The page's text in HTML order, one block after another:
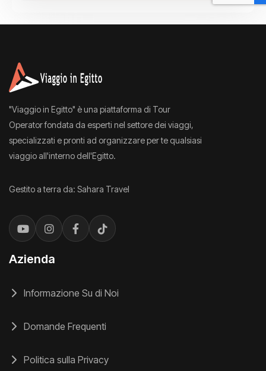
"Viaggio in Egitto" è una piattaforma di Tour
Operator fondata da esperti nel settore dei viaggi,
specializzati e pronti ad organizzare per te qualsiasi
viaggio all'interno dell'Egitto.
Gestito a terra da: Sahara Travel
Azienda
Informazione Su di Noi
Domande Frequenti
Politica sulla Privacy